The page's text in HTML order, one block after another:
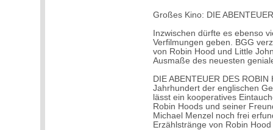
Großes Kino: DIE
Inzwischen dürfte es ebenso
Verfilmungen geben. BGG
von Robin Hood und Little
Ausmaße des neuesten
DIE ABENTEUER DES
Jahrhundert der englischen
lässt ein kooperatives
Robin Hoods und seiner
Michael Menzel noch frei
Erzählstränge von Robin